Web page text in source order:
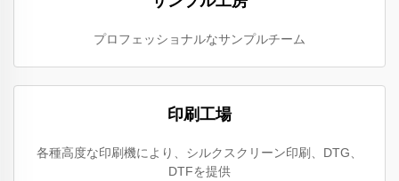
プロフェッショナルなサンプルチーム
印刷工場
各種高度な印刷機により、シルクスクリーン印刷、DTG、
DTFを提供